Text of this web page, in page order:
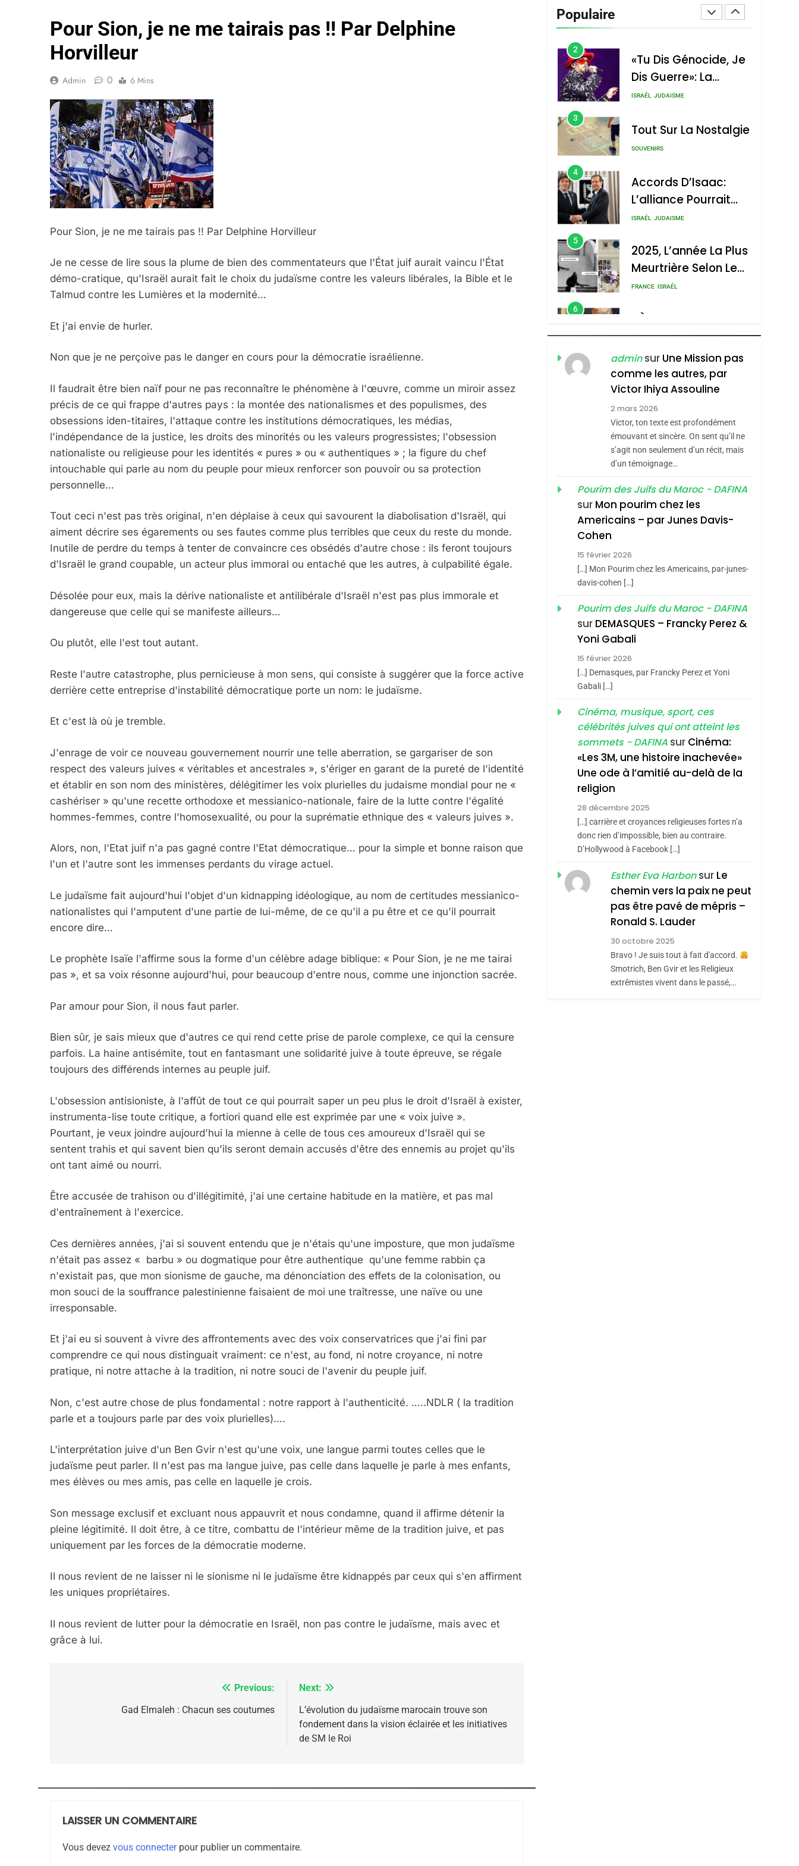
Pour Sion, je ne me tairais pas !! Par Delphine
Horvilleur
Admin 0 6 Mins
Pour Sion, je ne me tairais pas !! Par Delphine Horvilleur
Je ne cesse de lire sous la plume de bien des commentateurs que l'État juif aurait vaincu l'État
démo-cratique, qu'Israël aurait fait le choix du judaïsme contre les valeurs libérales, la Bible et le
Talmud contre les Lumières et la modernité…
Et j'ai envie de hurler.
Non que je ne perçoive pas le danger en cours pour la démocratie israélienne.
Il faudrait être bien naïf pour ne pas reconnaître le phénomène à l'œuvre, comme un miroir assez
précis de ce qui frappe d'autres pays : la montée des nationalismes et des populismes, des
obsessions iden-titaires, l'attaque contre les institutions démocratiques, les médias,
l'indépendance de la justice, les droits des minorités ou les valeurs progressistes; l'obsession
nationaliste ou religieuse pour les identités « pures » ou « authentiques » ; la figure du chef
intouchable qui parle au nom du peuple pour mieux renforcer son pouvoir ou sa protection
personnelle…
Tout ceci n'est pas très original, n'en déplaise à ceux qui savourent la diabolisation d'Israël, qui
aiment décrire ses égarements ou ses fautes comme plus terribles que ceux du reste du monde.
Inutile de perdre du temps à tenter de convaincre ces obsédés d'autre chose : ils feront toujours
d'Israël le grand coupable, un acteur plus immoral ou entaché que les autres, à culpabilité égale.
Désolée pour eux, mais la dérive nationaliste et antilibérale d'Israël n'est pas plus immorale et
dangereuse que celle qui se manifeste ailleurs…
Ou plutôt, elle l'est tout autant.
Reste l'autre catastrophe, plus pernicieuse à mon sens, qui consiste à suggérer que la force active
derrière cette entreprise d'instabilité démocratique porte un nom: le judaïsme.
Et c'est là où je tremble.
J'enrage de voir ce nouveau gouvernement nourrir une telle aberration, se gargariser de son
respect des valeurs juives « véritables et ancestrales », s'ériger en garant de la pureté de l'identité
et établir en son nom des ministères, délégitimer les voix plurielles du judaisme mondial pour ne «
cashériser » qu'une recette orthodoxe et messianico-nationale, faire de la lutte contre l'égalité
hommes-femmes, contre l'homosexualité, ou pour la suprématie ethnique des « valeurs juives ».
Alors, non, l'Etat juif n'a pas gagné contre l'Etat démocratique… pour la simple et bonne raison que
l'un et l'autre sont les immenses perdants du virage actuel.
Le judaïsme fait aujourd'hui l'objet d'un kidnapping idéologique, au nom de certitudes messianico-
nationalistes qui l'amputent d'une partie de lui-même, de ce qu'il a pu être et ce qu'il pourrait
encore dire…
Le prophète Isaïe l'affirme sous la forme d'un célèbre adage biblique: « Pour Sion, je ne me tairai
pas », et sa voix résonne aujourd'hui, pour beaucoup d'entre nous, comme une injonction sacrée.
Par amour pour Sion, il nous faut parler.
Bien sûr, je sais mieux que d'autres ce qui rend cette prise de parole complexe, ce qui la censure
parfois. La haine antisémite, tout en fantasmant une solidarité juive à toute épreuve, se régale
toujours des différends internes au peuple juif.
L'obsession antisioniste, à l'affût de tout ce qui pourrait saper un peu plus le droit d'Israël à exister,
instrumenta-lise toute critique, a fortiori quand elle est exprimée par une « voix juive ».
Pourtant, je veux joindre aujourd'hui la mienne à celle de tous ces amoureux d'Israël qui se
sentent trahis et qui savent bien qu'ils seront demain accusés d'être des ennemis au projet qu'ils
ont tant aimé ou nourri.
Être accusée de trahison ou d'illégitimité, j'ai une certaine habitude en la matière, et pas mal
d'entraînement à l'exercice.
Ces dernières années, j'ai si souvent entendu que je n'étais qu'une imposture, que mon judaïsme
n'était pas assez « barbu » ou dogmatique pour être authentique qu'une femme rabbin ça
n'existait pas, que mon sionisme de gauche, ma dénonciation des effets de la colonisation, ou
mon souci de la souffrance palestinienne faisaient de moi une traîtresse, une naïve ou une
irresponsable.
Et j'ai eu si souvent à vivre des affrontements avec des voix conservatrices que j'ai fini par
comprendre ce qui nous distinguait vraiment: ce n'est, au fond, ni notre croyance, ni notre
pratique, ni notre attache à la tradition, ni notre souci de l'avenir du peuple juif.
Non, c'est autre chose de plus fondamental : notre rapport à l'authenticité. …..NDLR ( la tradition
parle et a toujours parle par des voix plurielles)….
L'interprétation juive d'un Ben Gvir n'est qu'une voix, une langue parmi toutes celles que le
judaïsme peut parler. Il n'est pas ma langue juive, pas celle dans laquelle je parle à mes enfants,
mes élèves ou mes amis, pas celle en laquelle je crois.
Son message exclusif et excluant nous appauvrit et nous condamne, quand il affirme détenir la
pleine légitimité. Il doit être, à ce titre, combattu de l'intérieur même de la tradition juive, et pas
uniquement par les forces de la démocratie moderne.
Il nous revient de ne laisser ni le sionisme ni le judaïsme être kidnappés par ceux qui s'en affirment
les uniques propriétaires.
Il nous revient de lutter pour la démocratie en Israël, non pas contre le judaïsme, mais avec et
grâce à lui.
Previous:
Gad Elmaleh : Chacun ses coutumes
Next:
L’évolution du judaïsme marocain trouve son
fondement dans la vision éclairée et les initiatives
de SM le Roi
LAISSER UN COMMENTAIRE
Vous devez vous connecterpour publier un commentaire.
Populaire
Vanessa De Loya
2
«Tu Dis Génocide, Je
Dis Guerre»: La
Nouvelle Chanson De
ISRAÉL JUDAISME
3
Tout Sur La Nostalgie
SOUVENIRS
4
Accords D’Isaac:
L’alliance Pourrait
S’étendre À 13 Pays
ISRAÉL JUDAISME
5
2025, L’année La Plus
Meurtrière Selon Le
Rapport D’ADL
FRANCE ISRAÉL
6
FIÈRE, DIGNE ET
RÉSILIENTE :
POURQUOI JE
REVENDIQUE MA
JUDAÏTE Par Thérèse
Zrihen-Dvir
ISRAÉL JUDAISME
CE QUI NOUS
MANQUE – Jacques
Hadida
JUDAISME
Maroc : Les Amandes
De Tafraout, Le Miel
De Tadla Azilal
Consacrés Produits
Du Terroir
DAFINA MAROC
Oeil Ravageur –
2
Dis Guerre»: La
Nouvelle Chanson De
Boy George
ISRAÉL JUDAISME
Accords D’Isaac:
L’alliance Pourrait
S’étendre À 13 Pays
D’Amérique Latine
ISRAÉL JUDAISME
5
Meurtrière Selon Le
Rapport D’ADL
Contre
L’antisémitisme
FRANCE ISRAÉL
FIÈRE, DIGNE ET
RÉSILIENTE :
POURQUOI JE
REVENDIQUE MA
JUDAÏTE Par Thérèse
Zrihen-Dvir
ISRAÉL JUDAISME
CE QUI NOUS
MANQUE – Jacques
Hadida
JUDAISME
Maroc : Les Amandes
adminsur Une Mission pas
comme les autres, par
Victor Ihiya Assouline
2 mars 2026
Victor, ton texte est profondément
émouvant et sincère. On sent qu’il ne
s’agit non seulement d’un récit, mais
d’un témoignage…
Pourim des Juifs du Maroc - DAFINA
sur Mon pourim chez les
Americains – par Junes Davis-
Cohen
15 février 2026
[…] Mon Pourim chez les Americains, par-junes-
davis-cohen […]
Pourim des Juifs du Maroc - DAFINA
sur DEMASQUES – Francky Perez &
Yoni Gabali
15 février 2026
[…] Demasques, par Francky Perez et Yoni
Gabali […]
Cinéma, musique, sport, ces
célébrités juives qui ont atteint les
sommets - DAFINA sur Cinéma:
«Les 3M, une histoire inachevée»
Une ode à l’amitié au-delà de la
religion
28 décembre 2025
[…] carrière et croyances religieuses fortes n’a
donc rien d’impossible, bien au contraire.
D’Hollywood à Facebook […]
Esther Eva Harbonsur Le
chemin vers la paix ne peut
pas être pavé de mépris –
Ronald S. Lauder
30 octobre 2025
Bravo ! Je suis tout à fait d'accord.
Smotrich, Ben Gvir et les Religieux
extrêmistes vivent dans le passé,…
5
2025, L’année La Plus Meurtrière Selon Le Rapport D’ADL Contre L’antisémitisme
6
FIÈRE, DIGNE ET RÉSILIENTE : POURQUOI JE REVENDIQUE MA JUDAÏTE Par Thérèse Zrihen-
Dvir
CE QUI NOUS MANQUE – Jacques Hadida